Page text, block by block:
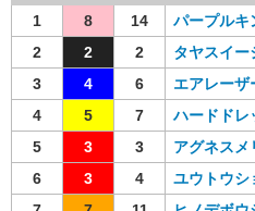
1 8 14 パープルキ
2
2 2 タヤスイー
3
4 6 エアレーザ
4
5 7 ハードドレ
5
3 3 アグネスメ
6
3 4 ユウトウシ